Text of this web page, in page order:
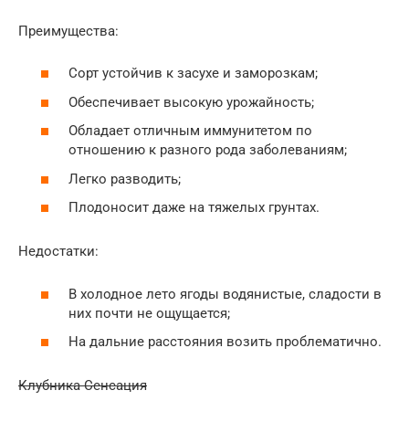
Преимущества:
Сорт устойчив к засухе и заморозкам;
Обеспечивает высокую урожайность;
Обладает отличным иммунитетом по
отношению к разного рода заболеваниям;
Легко разводить;
Плодоносит даже на тяжелых грунтах.
Недостатки:
В холодное лето ягоды водянистые, сладости в
них почти не ощущается;
На дальние расстояния возить проблематично.
Клубника Сенсация